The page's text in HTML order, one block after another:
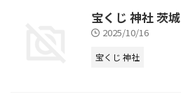
宝くじ 神社 茨城
2025/10/16
宝くじ 神社